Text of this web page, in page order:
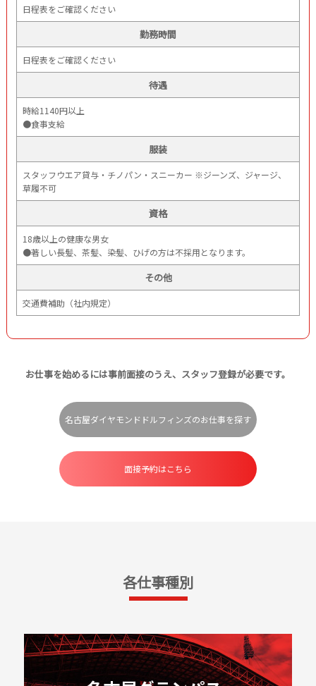
日程表をご確認ください
勤務時間
日程表をご確認ください
待遇
時給1140円以上
●食事支給
服装
スタッフウエア貸与・チノパン・スニーカー ※ジーンズ、ジャージ、
草履不可
資格
18歳以上の健康な男女
●著しい長髪、茶髪、染髪、ひげの方は不採用となります。
その他
交通費補助（社内規定）
お仕事を始めるには事前面接のうえ、スタッフ登録が必要です。
名古屋ダイヤモンドドルフィンズのお仕事を探す
面接予約はこちら
各仕事種別